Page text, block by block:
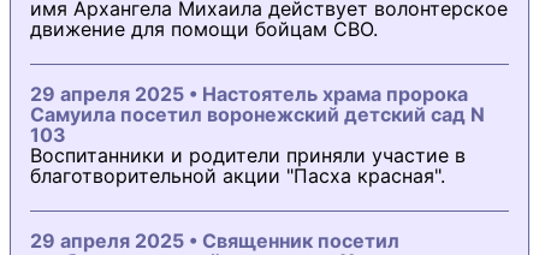
имя Архангела Михаила действует волонтерское
движение для помощи бойцам СВО.
29 апреля 2025 • Настоятель храма пророка
Самуила посетил воронежский детский сад N
103
Воспитанники и родители приняли участие в
благотворительной акции "Пасха красная".
29 апреля 2025 • Священник посетил